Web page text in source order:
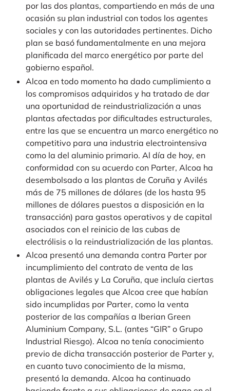
por las dos plantas, compartiendo en más de una
ocasión su plan industrial con todos los agentes
sociales y con las autoridades pertinentes. Dicho
plan se basó fundamentalmente en una mejora
planificada del marco energético por parte del
gobierno español.
Alcoa en todo momento ha dado cumplimiento a
los compromisos adquiridos y ha tratado de dar
una oportunidad de reindustrialización a unas
plantas afectadas por dificultades estructurales,
entre las que se encuentra un marco energético no
competitivo para una industria electrointensiva
como la del aluminio primario. Al día de hoy, en
conformidad con su acuerdo con Parter, Alcoa ha
desembolsado a las plantas de Coruña y Avilés
más de 75 millones de dólares (de los hasta 95
millones de dólares puestos a disposición en la
transacción) para gastos operativos y de capital
asociados con el reinicio de las cubas de
electrólisis o la reindustrialización de las plantas.
Alcoa presentó una demanda contra Parter por
incumplimiento del contrato de venta de las
plantas de Avilés y La Coruña, que incluía ciertas
obligaciones legales que Alcoa cree que habían
sido incumplidas por Parter, como la venta
posterior de las compañías a Iberian Green
Aluminium Company, S.L. (antes “GIR” o Grupo
Industrial Riesgo). Alcoa no tenía conocimiento
previo de dicha transacción posterior de Parter y,
en cuanto tuvo conocimiento de la misma,
presentó la demanda. Alcoa ha continuado